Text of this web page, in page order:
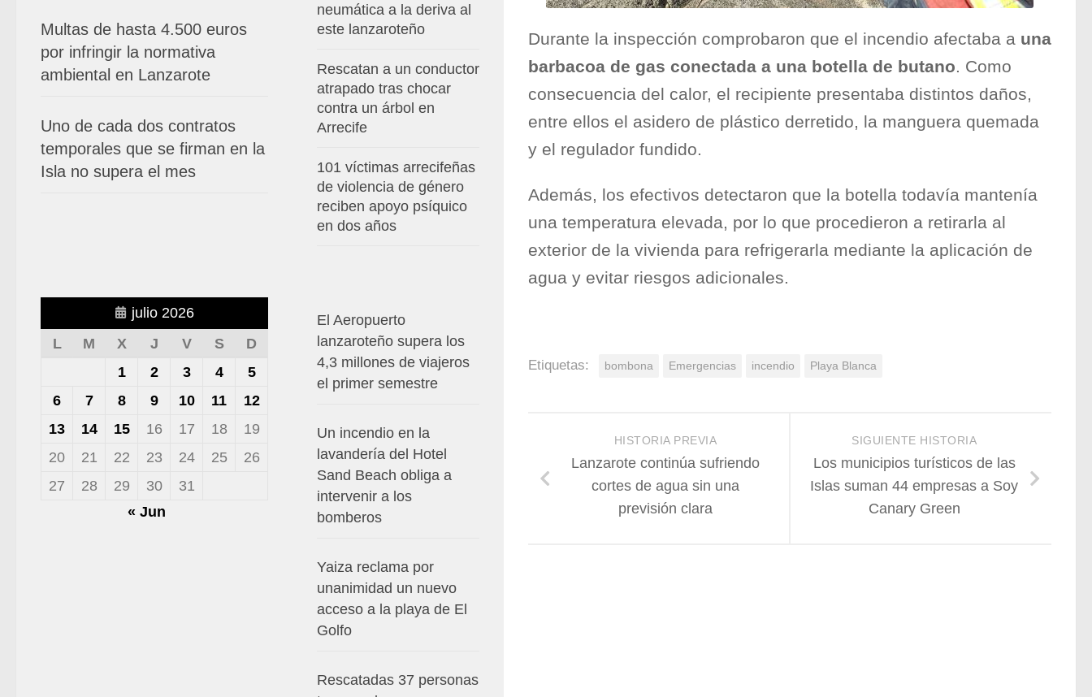
Durante la inspección comprobaron que el incendio afectaba a una
barbacoa de gas conectada a una botella de butano. Como
consecuencia del calor, el recipiente presentaba distintos daños,
entre ellos el asidero de plástico derretido, la manguera quemada
y el regulador fundido.
Además, los efectivos detectaron que la botella todavía mantenía
una temperatura elevada, por lo que procedieron a retirarla al
exterior de la vivienda para refrigerarla mediante la aplicación de
agua y evitar riesgos adicionales.
Etiquetas: bombona Emergencias incendio Playa Blanca
SIGUIENTE HISTORIA
Los municipios turísticos de las
Islas suman 44 empresas a Soy
Canary Green
HISTORIA PREVIA
Lanzarote continúa sufriendo
cortes de agua sin una
previsión clara
Multas de hasta 4.500 euros
por infringir la normativa
ambiental en Lanzarote
Uno de cada dos contratos
temporales que se firman en la
Isla no supera el mes
julio 2026
L
M X J V S
D
1
2 3 4
5
6
7 8 9 10 11
12
13
14 15 16 17 18
19
20
21 22 23 24 25
26
27
28 29 30
31
« Jun
neumática a la deriva al
este lanzaroteño
Rescatan a un conductor
atrapado tras chocar
contra un árbol en
Arrecife
101 víctimas arrecifeñas
de violencia de género
reciben apoyo psíquico
en dos años
El Aeropuerto
lanzaroteño supera los
4,3 millones de viajeros
el primer semestre
Un incendio en la
lavandería del Hotel
Sand Beach obliga a
intervenir a los
bomberos
Yaiza reclama por
unanimidad un nuevo
acceso a la playa de El
Golfo
Rescatadas 37 personas